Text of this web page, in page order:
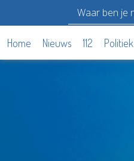
Home Nieuws 112 Politiek